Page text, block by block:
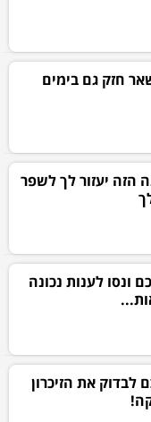
חזק גם בימים
הזה יעזור לך לשפר
ונסו לענות נכונה
לבדוק את הזיכרון